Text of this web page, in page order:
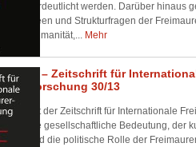
verdeutlicht werden. Darüber hinaus
Ideen und Strukturfragen der
Humanität,... Mehr
IF – Zeitschrift für
Forschung 30/13
Mit der Zeitschrift für Internationale
die gesellschaftliche Bedeutung, der
und die politische Rolle der